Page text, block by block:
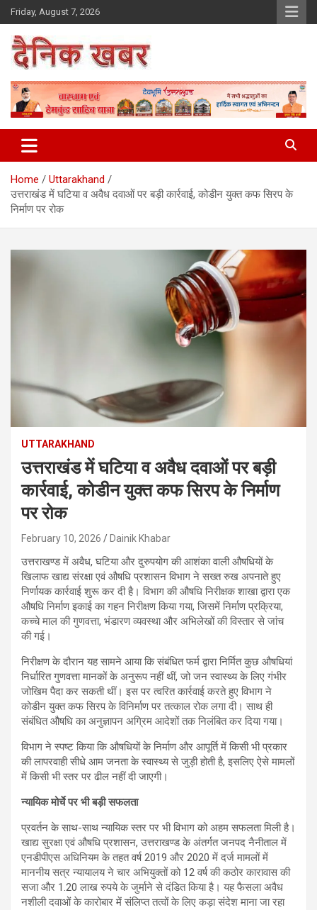
Skip
to
content
Friday, August 7, 2026
Dainikkhabar.in – Uttarakhand
Daily Hindi News Website
Home
Uttarakhand
उत्तराखंड में घटिया व अवैध दवाओं पर बड़ी कार्रवाई, कोडीन युक्त कफ सिरप के
निर्माण पर रोक
UTTARAKHAND
उत्तराखंड में घटिया व अवैध दवाओं पर बड़ी
कार्रवाई, कोडीन युक्त कफ सिरप के निर्माण
पर रोक
February 10, 2026 Dainik Khabar
उत्तराखण्ड में अवैध, घटिया और दुरुपयोग की आशंका वाली औषधियों के
खिलाफ खाद्य संरक्षा एवं औषधि प्रशासन विभाग ने सख्त रुख अपनाते हुए
निर्णायक कार्रवाई शुरू कर दी है। विभाग की औषधि निरीक्षक शाखा द्वारा एक
औषधि निर्माण इकाई का गहन निरीक्षण किया गया, जिसमें निर्माण प्रक्रिया,
कच्चे माल की गुणवत्ता, भंडारण व्यवस्था और अभिलेखों की विस्तार से जांच
की गई।
निरीक्षण के दौरान यह सामने आया कि संबंधित फर्म द्वारा निर्मित कुछ औषधियां
निर्धारित गुणवत्ता मानकों के अनुरूप नहीं थीं, जो जन स्वास्थ्य के लिए गंभीर
जोखिम पैदा कर सकती थीं। इस पर त्वरित कार्रवाई करते हुए विभाग ने
कोडीन युक्त कफ सिरप के विनिर्माण पर तत्काल रोक लगा दी। साथ ही
संबंधित औषधि का अनुज्ञापन अग्रिम आदेशों तक निलंबित कर दिया गया।
विभाग ने स्पष्ट किया कि औषधियों के निर्माण और आपूर्ति में किसी भी प्रकार
की लापरवाही सीधे आम जनता के स्वास्थ्य से जुड़ी होती है, इसलिए ऐसे मामलों
में किसी भी स्तर पर ढील नहीं दी जाएगी।
न्यायिक मोर्चे पर भी बड़ी सफलता
प्रवर्तन के साथ-साथ न्यायिक स्तर पर भी विभाग को अहम सफलता मिली है।
खाद्य सुरक्षा एवं औषधि प्रशासन, उत्तराखण्ड के अंतर्गत जनपद नैनीताल में
एनडीपीएस अधिनियम के तहत वर्ष 2019 और 2020 में दर्ज मामलों में
माननीय सत्र न्यायालय ने चार अभियुक्तों को 12 वर्ष की कठोर कारावास की
सजा और 1.20 लाख रुपये के जुर्माने से दंडित किया है। यह फैसला अवैध
नशीली दवाओं के कारोबार में संलिप्त तत्वों के लिए कड़ा संदेश माना जा रहा